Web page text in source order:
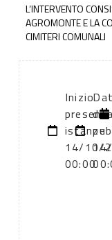
L’INTERVENTO
AGROMONTE E LA
CIMITERI COMUNALI
Inizio
istanze:
14/10/
00:00
di